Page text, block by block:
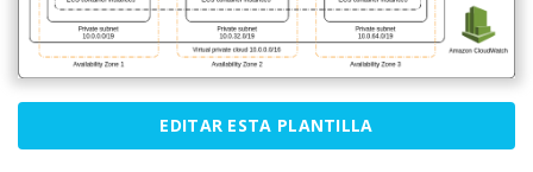
EDITAR ESTA PLANTILLA